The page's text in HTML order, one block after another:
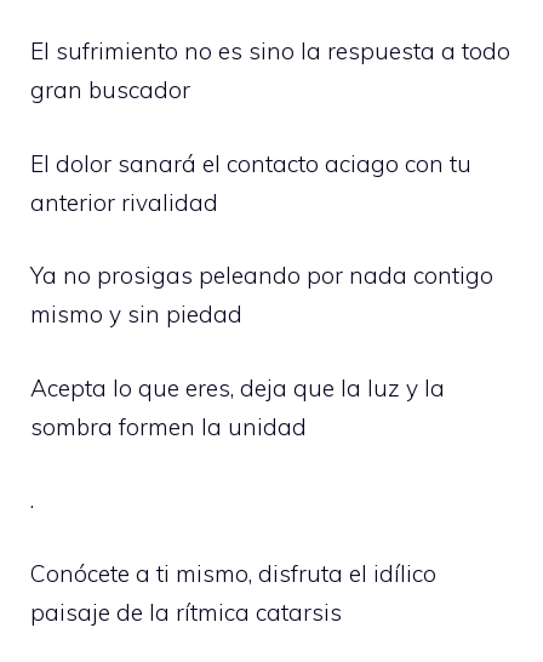
El sufrimiento no es sino la respuesta a todo
gran buscador
El dolor sanará el contacto aciago con tu
anterior rivalidad
Ya no prosigas peleando por nada contigo
mismo y sin piedad
Acepta lo que eres, deja que la luz y la
sombra formen la unidad
.
Conócete a ti mismo, disfruta el idílico
paisaje de la rítmica catarsis